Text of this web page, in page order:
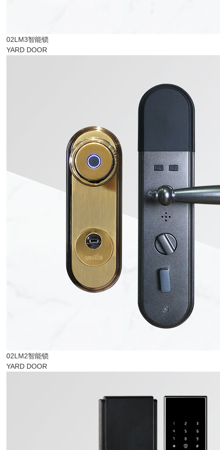
02LM3智能锁
YARD DOOR
02LM2智能锁
YARD DOOR